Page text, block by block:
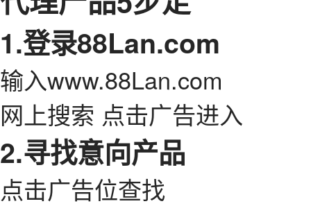
1.登录88Lan.com
输入www.88Lan.com
网上搜索 点击广告进入
2.寻找意向产品
点击广告位查找